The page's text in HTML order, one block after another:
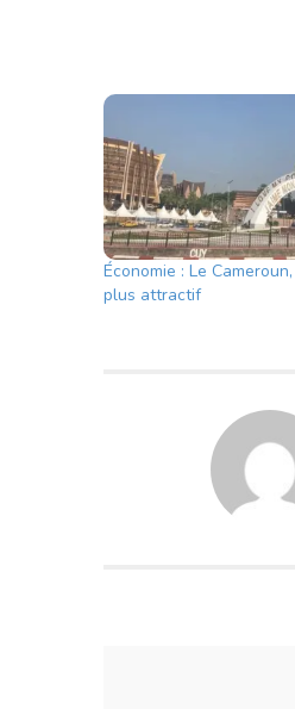
Économie : Le
plus attractif